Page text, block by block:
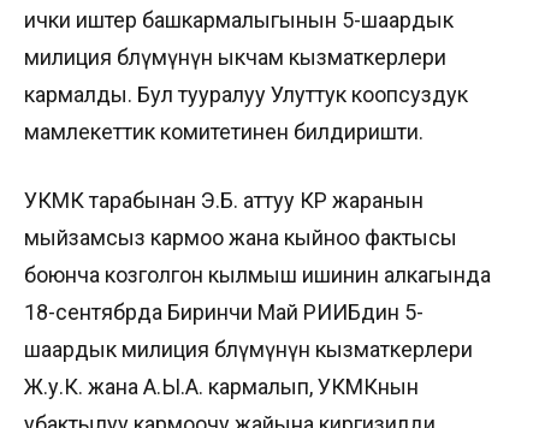
ички иштер башкармалыгынын 5-шаардык
милиция бөлүмүнүн ыкчам кызматкерлери
кармалды. Бул тууралуу Улуттук коопсуздук
мамлекеттик комитетинен билдиришти.
УКМК тарабынан Э.Б. аттуу КР жаранын
мыйзамсыз кармоо жана кыйноо фактысы
боюнча козголгон кылмыш ишинин алкагында
18-сентябрда Биринчи Май РИИБдин 5-
шаардык милиция бөлүмүнүн кызматкерлери
Ж.у.К. жана А.Ы.А. кармалып, УКМКнын